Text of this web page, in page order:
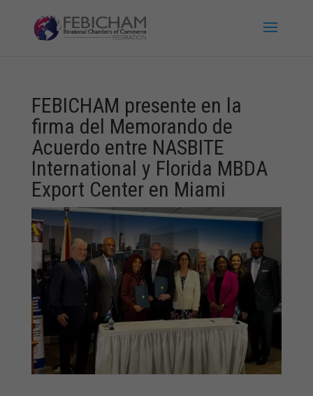
FEBICHAM presente en la
firma del Memorando de
Acuerdo entre NASBITE
International y Florida MBDA
Export Center en Miami